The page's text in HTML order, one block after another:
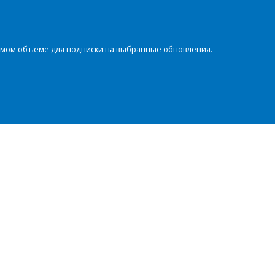
объеме для подписки на выбранные обновления.